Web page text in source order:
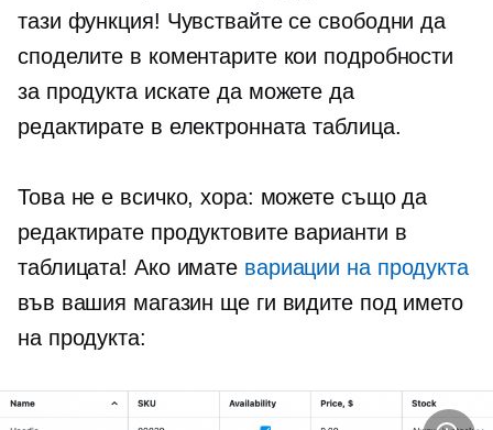
тази функция! Чувствайте се свободни да
споделите в коментарите кои подробности
за продукта искате да можете да
редактирате в електронната таблица.
Това не е всичко, хора: можете също да
редактирате продуктовите варианти в
таблицата! Ако имате вариации на продукта
във вашия магазин ще ги видите под името
на продукта: